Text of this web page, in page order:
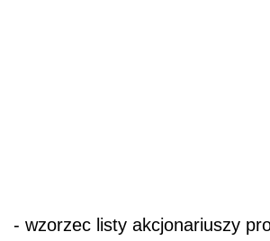
- wzorzec listy akcjonariuszy